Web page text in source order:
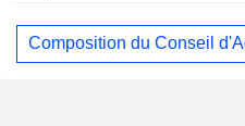
Composition du Conseil